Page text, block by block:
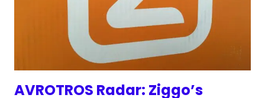
AVROTROS Radar: Ziggo’s